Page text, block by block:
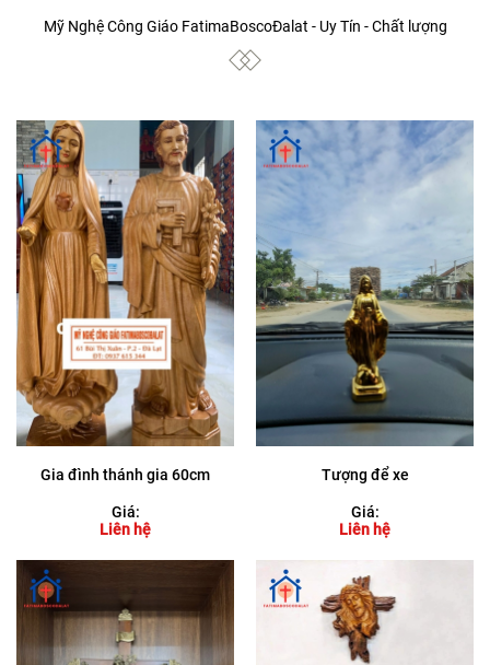
Mỹ Nghệ Công Giáo FatimaBoscoĐalat - Uy Tín - Chất lượng
Gia đình thánh gia 60cm
Giá:
Liên hệ
Tượng để xe
Giá:
Liên hệ